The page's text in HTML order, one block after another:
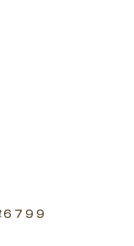
７９９